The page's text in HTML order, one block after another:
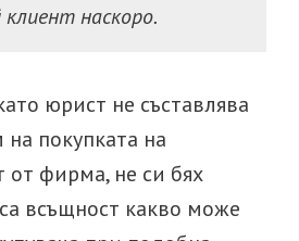
наскоро.
юрист не съставлява
покупката на
фирма, не си бях
всъщност какво може